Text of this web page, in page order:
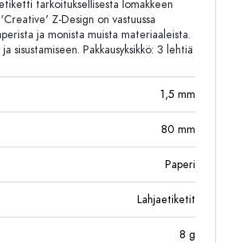
tarkoituksellisesta lomakkeen
Z-Design on vastuussa
ja monista muista materiaaleista.
sisustamiseen. Pakkausyksikkö: 3 lehtiä
1,5 mm
80 mm
Paperi
Lahjaetiketit
8 g